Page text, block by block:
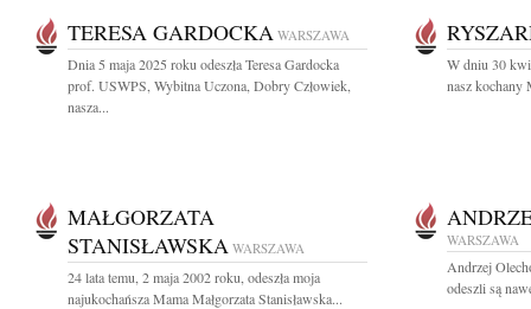
TERESA GARDOCKA WARSZAWA
Dnia 5 maja 2025 roku odeszła Teresa Gardocka
prof. USWPS, Wybitna Uczona, Dobry Człowiek,
nasza...
W dniu 30
nasz kochany
MAŁGORZATA
STANISŁAWSKA WARSZAWA
24 lata temu, 2 maja 2002 roku, odeszła moja
najukochańsza Mama Małgorzata Stanisławska...
WARSZAWA
Andrzej
odeszli są